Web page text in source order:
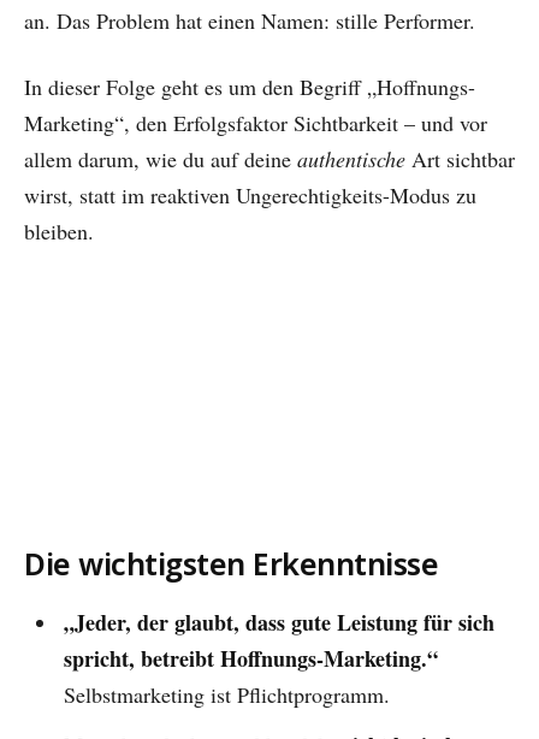
an. Das Problem hat einen Namen: stille Performer.
In dieser Folge geht es um den Begriff „Hoffnungs-
Marketing“, den Erfolgsfaktor Sichtbarkeit – und vor
allem darum, wie du auf deine authentische Art sichtbar
wirst, statt im reaktiven Ungerechtigkeits-Modus zu
bleiben.
Die wichtigsten Erkenntnisse
„Jeder, der glaubt, dass gute Leistung für sich
spricht, betreibt Hoffnungs-Marketing.“
Selbstmarketing ist Pflichtprogramm.